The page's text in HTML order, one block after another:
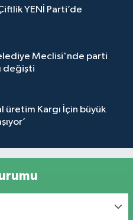
Ahmet Çiftlik YENİ Parti’de
Meclisi'nde parti
değişti
Kargı İçin büyük